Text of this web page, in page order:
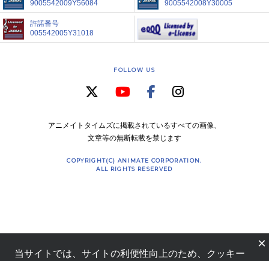
9005542009Y56084
9005542008Y30005
許諾番号
005542005Y31018
FOLLOW US
アニメイトタイムズに掲載されているすべての画像、
文章等の無断転載を禁じます
COPYRIGHT(C) ANIMATE CORPORATION.
ALL RIGHTS RESERVED
×
当サイトでは、サイトの利便性向上のため、クッキー